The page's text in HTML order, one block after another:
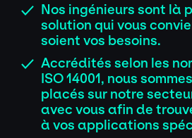
✓ Nos ingénieurs sont là
solution qui vous
soient vos besoins.
✓ Accrédités selon les
ISO 14001, nous
placés sur notre
avec vous afin de
à vos applications